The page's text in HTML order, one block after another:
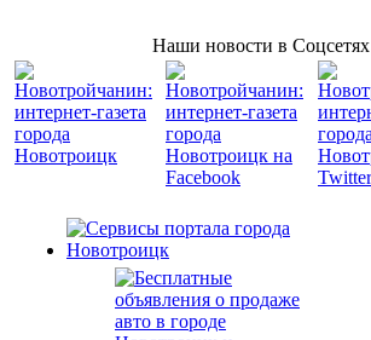
Наши новости в Соцсетях